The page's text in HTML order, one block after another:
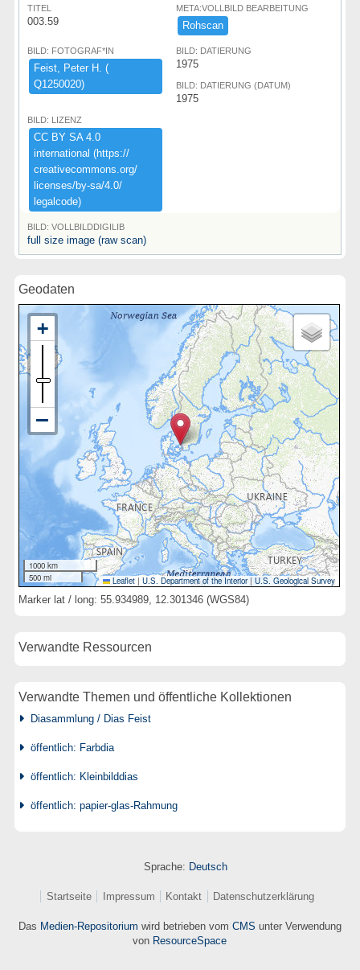
TITEL
003.59
META:VOLLBILD BEARBEITUNG
Rohscan
BILD: FOTOGRAF*IN
Feist,​ ​Peter ​H.​ ​(​
Q1250020)​
BILD: DATIERUNG
1975
BILD: DATIERUNG (DATUM)
1975
BILD: LIZENZ
CC ​BY ​SA ​4.​0 ​
international ​(​https:​/​/​
creativecommons.​org/​
licenses/​by-​sa/​4.​0/​
legalcode)​
BILD: VOLLBILDDIGILIB
full size image (raw scan)
Geodaten
1000 km
500 mi
Leaflet | U.S. Department of the Interior|U.S. Geological Survey
Marker lat / long: 55.934989, 12.301346 (WGS84)
Verwandte Ressourcen
Verwandte Themen und öffentliche Kollektionen
Diasammlung / Dias Feist
öffentlich: Farbdia
öffentlich: Kleinbilddias
öffentlich: papier-glas-Rahmung
Sprache: Deutsch
Startseite Impressum Kontakt Datenschutzerklärung
Das Medien-Repositorium wird betrieben vom CMS unter Verwendung
von ResourceSpace